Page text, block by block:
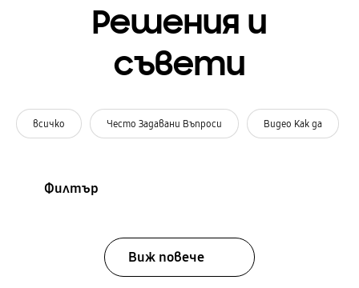
Решения и
съвети
всичко Често Задавани Въпроси Видео Как да
Филтър
Виж повече